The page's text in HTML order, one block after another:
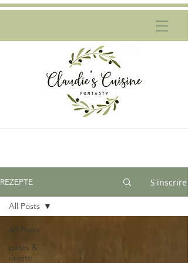
REZEPTE S'inscrire
All Posts
pâtes &
risotto
All Posts